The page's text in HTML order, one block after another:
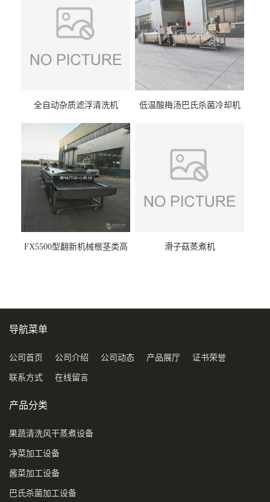
全自动杂质滤浮清洗机 低温酸梅汤巴氏杀菌冷却机
FX5500型翻新机械根茎类高
滑子菇蒸煮机
导航菜单
公司首页 公司介绍 公司动态 产品展厅 证书荣誉
联系方式 在线留言
产品分类
果蔬清洗风干蒸煮设备
净菜加工设备
酱菜加工设备
巴氏杀菌加工设备